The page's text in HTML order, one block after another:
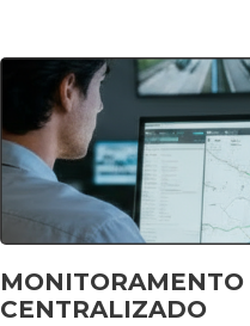
MONITORAMENTO
CENTRALIZADO